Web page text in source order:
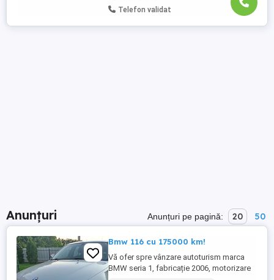
Telefon validat
Anunțuri Anunțuri pe pagină: 20 50
Bmw 116 cu 175000 km!
Vă ofer spre vânzare autoturism marca
BMW seria 1, fabricație 2006, motorizare